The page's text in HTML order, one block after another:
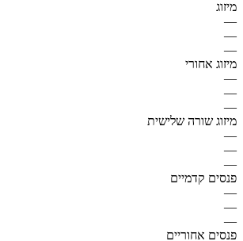
מיזוג
—
—
—
מיזוג אחורי
—
—
—
מיזוג שורה שלישית
—
—
—
פנסים קדמיים
—
—
—
פנסים אחוריים